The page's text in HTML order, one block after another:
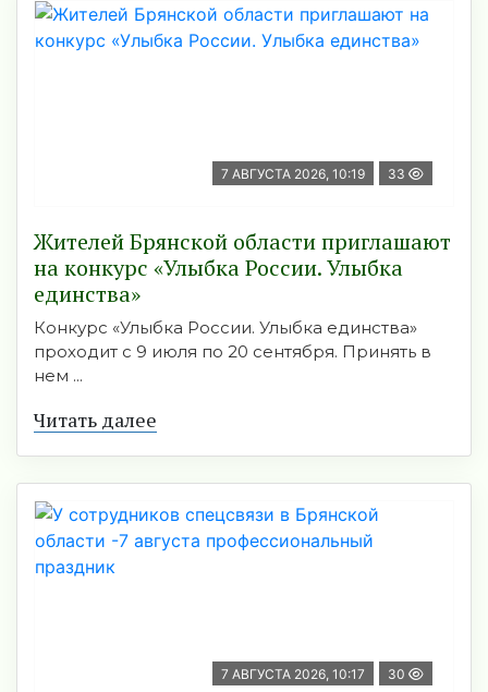
7 АВГУСТА 2026, 10:19 33
Жителей Брянской области приглашают
на конкурс «Улыбка России. Улыбка
единства»
Конкурс «Улыбка России. Улыбка единства»
проходит с 9 июля по 20 сентября. Принять в
нем ...
Читать далее
7 АВГУСТА 2026, 10:17 30